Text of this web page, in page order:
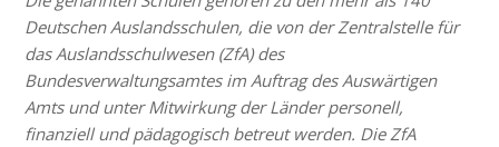
Deutschen Auslandsschulen, die von der Zentralstelle für
das Auslandsschulwesen (ZfA) des
Bundesverwaltungsamtes im Auftrag des Auswärtigen
Amts und unter Mitwirkung der Länder personell,
finanziell und pädagogisch betreut werden. Die ZfA